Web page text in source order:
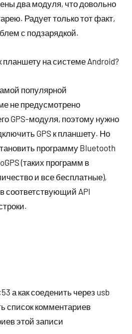
два модуля, что довольно
Радует только тот факт,
с подзарядкой.
планшету на системе Android?
популярной
не предусмотрено
GPS-модуля, поэтому нужно
GPS к планшету. Но
программу Bluetooth
(таких программ в
и все бесплатные),
соответствующий API
а как соеденить через usb
список комментариев
этой записи